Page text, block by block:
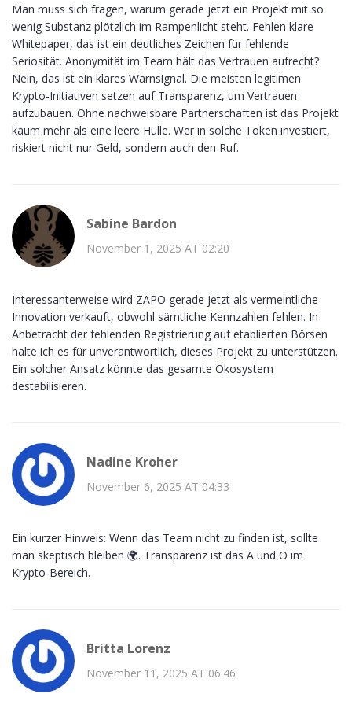
Man muss sich fragen, warum gerade jetzt ein Projekt mit so
wenig Substanz plötzlich im Rampenlicht steht. Fehlen klare
Whitepaper, das ist ein deutliches Zeichen für fehlende
Seriosität. Anonymität im Team hält das Vertrauen aufrecht?
Nein, das ist ein klares Warnsignal. Die meisten legitimen
Krypto‑Initiativen setzen auf Transparenz, um Vertrauen
aufzubauen. Ohne nachweisbare Partnerschaften ist das Projekt
kaum mehr als eine leere Hülle. Wer in solche Token investiert,
riskiert nicht nur Geld, sondern auch den Ruf.
Sabine Bardon
November 1, 2025 AT 02:20
Interessanterweise wird ZAPO gerade jetzt als vermeintliche
Innovation verkauft, obwohl sämtliche Kennzahlen fehlen. In
Anbetracht der fehlenden Registrierung auf etablierten Börsen
halte ich es für unverantwortlich, dieses Projekt zu unterstützen.
Ein solcher Ansatz könnte das gesamte Ökosystem
destabilisieren.
Nadine Kroher
November 6, 2025 AT 04:33
Ein kurzer Hinweis: Wenn das Team nicht zu finden ist, sollte
man skeptisch bleiben 🌍. Transparenz ist das A und O im
Krypto‑Bereich.
Britta Lorenz
November 11, 2025 AT 06:46